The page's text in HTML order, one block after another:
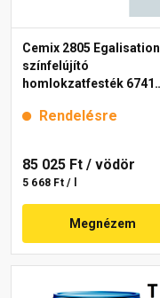
Cemix 2805 Egalisation
színfelújító
homlokzatfesték 6741
Rendelésre
85 025 Ft / vödör
5 668 Ft / l
Megnézem